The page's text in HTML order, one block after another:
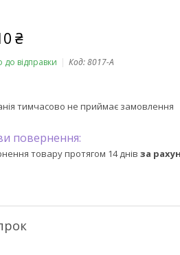
₴
до відправки Код:8017-A
тимчасово не приймає замовлення
товару протягом 14 днів за